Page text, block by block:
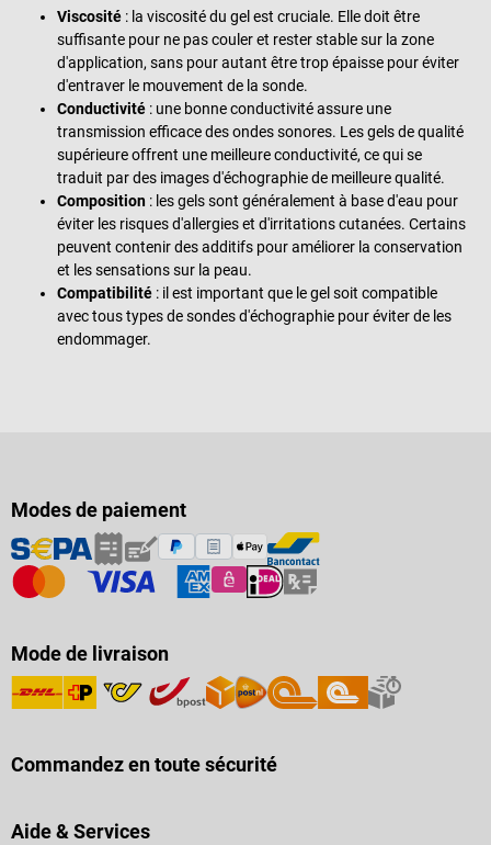
Viscosité : la viscosité du gel est cruciale. Elle doit être
suffisante pour ne pas couler et rester stable sur la zone
d'application, sans pour autant être trop épaisse pour éviter
d'entraver le mouvement de la sonde.
Conductivité : une bonne conductivité assure une
transmission efficace des ondes sonores. Les gels de qualité
supérieure offrent une meilleure conductivité, ce qui se
traduit par des images d'échographie de meilleure qualité.
Composition : les gels sont généralement à base d'eau pour
éviter les risques d'allergies et d'irritations cutanées. Certains
peuvent contenir des additifs pour améliorer la conservation
et les sensations sur la peau.
Compatibilité : il est important que le gel soit compatible
avec tous types de sondes d'échographie pour éviter de les
endommager.
Modes de paiement
Mode de livraison
Commandez en toute sécurité
Aide & Services